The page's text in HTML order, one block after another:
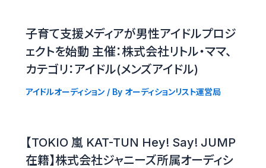
子育て支援メディアが男性アイドルプロジ
ェクトを始動 主催：株式会社リトル・ママ、
カテゴリ：アイドル(メンズアイドル)
アイドルオーディション/ By オーディションリスト運営局
【TOKIO 嵐 KAT-TUN Hey! Say! JUMP
在籍】株式会社ジャニーズ所属オーディシ